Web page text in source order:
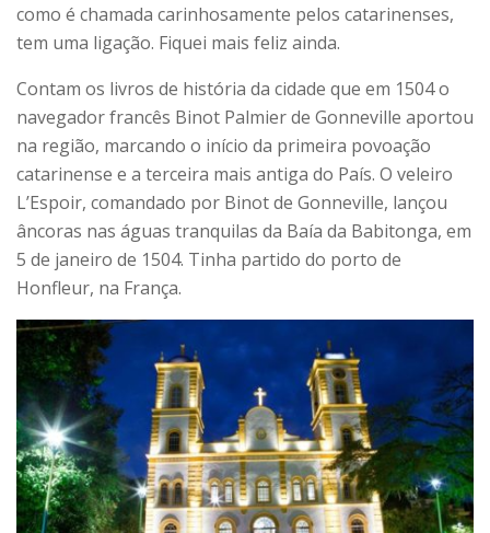
como é chamada carinhosamente pelos catarinenses,
tem uma ligação. Fiquei mais feliz ainda.
Contam os livros de história da cidade que em 1504 o
navegador francês Binot Palmier de Gonneville aportou
na região, marcando o início da primeira povoação
catarinense e a terceira mais antiga do País. O veleiro
L’Espoir, comandado por Binot de Gonneville, lançou
âncoras nas águas tranquilas da Baía da Babitonga, em
5 de janeiro de 1504. Tinha partido do porto de
Honfleur, na França.